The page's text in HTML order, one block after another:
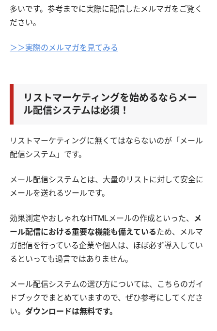
多いです。参考までに実際に配信したメルマガをご覧く
ださい。
＞＞実際のメルマガを見てみる
リストマーケティングを始めるならメー
ル配信システムは必須！
リストマーケティングに無くてはならないのが「メール
配信システム」です。
メール配信システムとは、大量のリストに対して安全に
メールを送れるツールです。
効果測定やおしゃれなHTMLメールの作成といった、
メ
ール配信における重要な機能も備えているため、メルマ
ガ配信を行っている企業や個人は、ほぼ必ず導入してい
るといっても過言ではありません。
メール配信システムの選び方については、こちらのガイ
ドブックでまとめていますので、ぜひ参考にしてくださ
い。 ダウンロードは無料です。